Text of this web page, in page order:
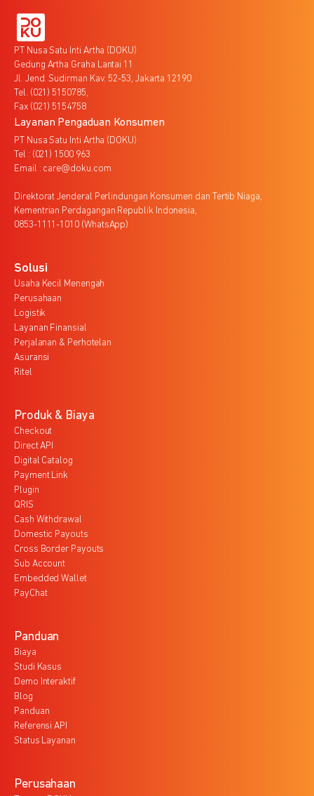
PT Nusa Satu Inti Artha (DOKU)
Gedung Artha Graha Lantai 11
Jl. Jend. Sudirman Kav. 52-53, Jakarta 12190
Tel. (021) 5150785,
Fax (021) 5154758
Layanan Pengaduan Konsumen
PT Nusa Satu Inti Artha (DOKU)
Tel : (021) 1500 963
Email : care@doku.com
Direktorat Jenderal Perlindungan Konsumen dan Tertib Niaga,
Kementrian Perdagangan Republik Indonesia,
0853-1111-1010 (WhatsApp)
Solusi
Usaha Kecil Menengah
Perusahaan
Logistik
Layanan Finansial
Perjalanan & Perhotelan
Asuransi
Ritel
Produk & Biaya
Checkout
Direct API
Digital Catalog
Payment Link
Plugin
QRIS
Cash Withdrawal
Domestic Payouts
Cross Border Payouts
Sub Account
Embedded Wallet
PayChat
Panduan
Biaya
Studi Kasus
Demo Interaktif
Blog
Panduan
Referensi API
Status Layanan
Perusahaan